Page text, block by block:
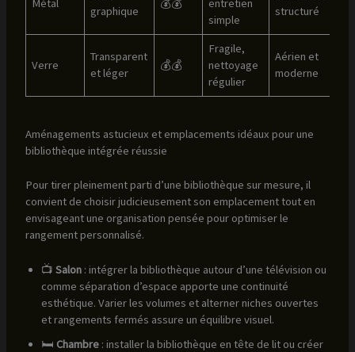
Métal
graphique
💰💰
entretien
simple
structuré
Verre
Transparent
et léger
💰💰
Fragile,
nettoyage
régulier
Aérien et
moderne
Aménagements astucieux et emplacements idéaux pour une
bibliothèque intégrée réussie
Pour tirer pleinement parti d’une bibliothèque sur mesure, il
convient de choisir judicieusement son emplacement tout en
envisageant une organisation pensée pour optimiser le
rangement personnalisé.
📺 Salon: intégrer la bibliothèque autour d’une télévision ou
comme séparation d’espace apporte une continuité
esthétique. Varier les volumes et alterner niches ouvertes
et rangements fermés assure un équilibre visuel.
🛏️ Chambre: installer la bibliothèque en tête de lit ou créer